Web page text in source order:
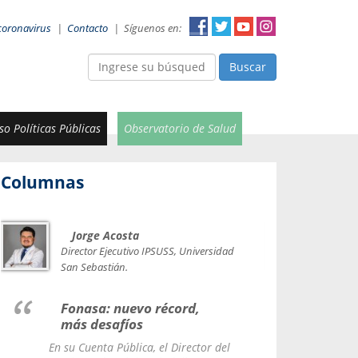
| Contacto | Síguenos en:
Buscar
Políticas Públicas Observatorio de Salud
Columnas
Jorge Acosta
Director Ejecutivo IPSUSS, Universidad
San Sebastián.
Fonasa: nuevo récord,
más desafíos
En su Cuenta Pública, el Director del